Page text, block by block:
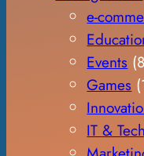
e-
Events
Games
IT &